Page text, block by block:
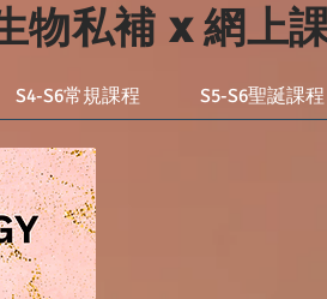
物私補 x 網上
S4-S6常規課程 S5-S6聖誕課程